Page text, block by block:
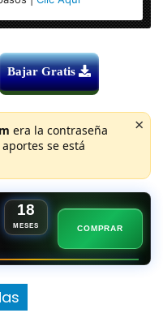
Bajar Gratis
era la contraseña
se está
×
18
MESES COMPRAR